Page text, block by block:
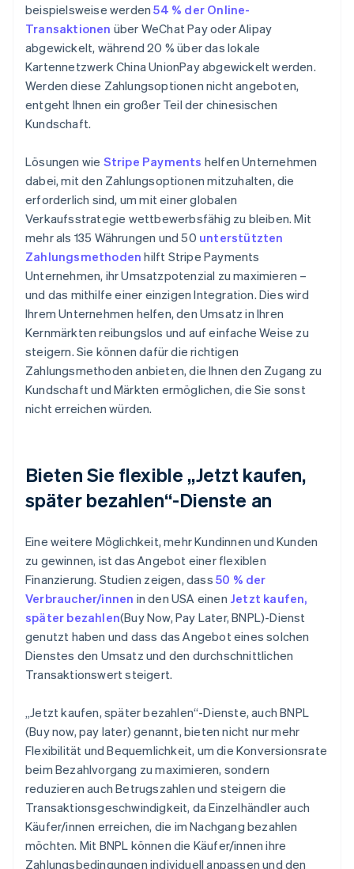
beispielsweise werden54 % der Online-
Transaktionen über WeChat Pay oder Alipay
abgewickelt, während 20 % über das lokale
Kartennetzwerk China UnionPay abgewickelt werden.
Werden diese Zahlungsoptionen nicht angeboten,
entgeht Ihnen ein großer Teil der chinesischen
Kundschaft.
Lösungen wie Stripe Payments helfen Unternehmen
dabei, mit den Zahlungsoptionen mitzuhalten, die
erforderlich sind, um mit einer globalen
Verkaufsstrategie wettbewerbsfähig zu bleiben. Mit
mehr als 135 Währungen und 50 unterstützten
Zahlungsmethoden hilft Stripe Payments
Unternehmen, ihr Umsatzpotenzial zu maximieren –
und das mithilfe einer einzigen Integration. Dies wird
Ihrem Unternehmen helfen, den Umsatz in Ihren
Kernmärkten reibungslos und auf einfache Weise zu
steigern. Sie können dafür die richtigen
Zahlungsmethoden anbieten, die Ihnen den Zugang zu
Kundschaft und Märkten ermöglichen, die Sie sonst
nicht erreichen würden.
Bieten Sie flexible „Jetzt kaufen,
später bezahlen“-Dienste an
Eine weitere Möglichkeit, mehr Kundinnen und Kunden
zu gewinnen, ist das Angebot einer flexiblen
Finanzierung. Studien zeigen, dass 50 % der
Verbraucher/innen in den USA einen Jetzt kaufen,
später bezahlen(Buy Now, Pay Later, BNPL)-Dienst
genutzt haben und dass das Angebot eines solchen
Dienstes den Umsatz und den durchschnittlichen
Transaktionswert steigert.
„Jetzt kaufen, später bezahlen“-Dienste, auch BNPL
(Buy now, pay later) genannt, bieten nicht nur mehr
Flexibilität und Bequemlichkeit, um die Konversionsrate
beim Bezahlvorgang zu maximieren, sondern
reduzieren auch Betrugszahlen und steigern die
Transaktionsgeschwindigkeit, da Einzelhändler auch
Käufer/innen erreichen, die im Nachgang bezahlen
möchten. Mit BNPL können die Käufer/innen ihre
Zahlungsbedingungen individuell anpassen und den